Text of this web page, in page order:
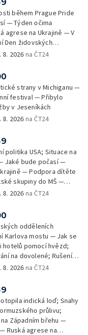
během Prague Pride
— Týden očima
agrese na Ukrajině — V
Den židovských
slaví 25 let na
epidemie digitálních
Demolice vyhořelé
Zlíně
8. 2026 na ČT24
strany v Michiganu —
festival — Přibylo
v Jeseníkách
8. 2026 na ČT24
politika USA; Situace na
Jaké bude počasí —
— Podpora dítěte
skupiny do MŠ —
— Dvě deci tuše v
8. 2026 na ČT24
odděleních
Karlova mostu — Jak se
hotelů pomocí hvězd;
na dovolené; Rušení
živlům; Práva
Platby a výběry na
— Těžba léčivé rašeliny
8. 2026 na ČT24
indická loď; Snahy
průlivu;
Západním břehu —
Ruská agrese na